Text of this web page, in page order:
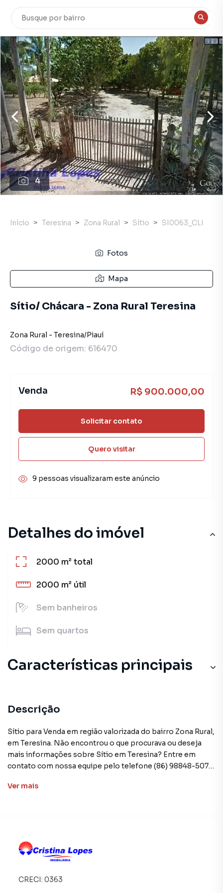
4
Detalhes do imóvel
2000 m²total
2000 m² útil
Sem banheiros
Sem quartos
Características principais
Descrição
Sítio para Venda em região valorizada do bairro Zona Rural,
em Teresina. Não encontrou o que procurava ou deseja
mais informações sobre Sítio em Teresina? Entre em
contato com nossa equipe pelo telefone (86) 98848-5070.
A Cristina Lopes Imobiliária tem mais opções de
você encontra milhares de ofertas para encontrar o imóvel
que mais combina com seu estilo de vida.
Negocie seu imóvel de forma totalmente online, com
Ver mais
Início Teresina Zona Rural Sítio SI0063_CLI
Fotos
Mapa
Sítio/ Chácara - Zona Rural Teresina
Zona Rural - Teresina/Piauí
Código de origem: 616470
Venda R$ 900.000,00
Solicitar contato
Quero visitar
9 pessoas visualizaram este anúncio
CRECI: 0363